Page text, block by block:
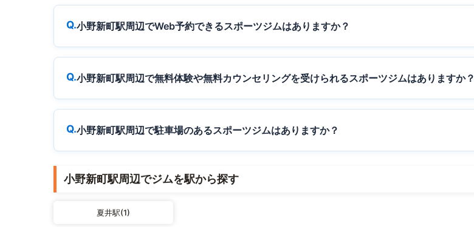
小野新町駅周辺でWeb予約できるスポーツジムはありますか？
小野新町駅周辺で無料体験や無料カウンセリングを受けられるスポーツジムはありますか？
小野新町駅周辺で駐車場のあるスポーツジムはありますか？
小野新町駅周辺でジムを駅から探す
夏井駅(1)